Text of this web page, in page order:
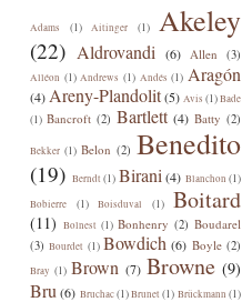
Adams (1) Aitinger (1) Akeley
(22) Aldrovandi (6) Allen (3)
Alléon (1) Andrews (1) Andés (1) Aragón
(4)Areny-Plandolit(5) Avis (1)Bade
(1) Bancroft (2) Bartlett (4) Batty (2)
Bekker (1) Belon (2) Benedito
(19) Berndt (1) Birani (4) Blanchon (1)
Bobierre (1) Boisduval (1) Boitard
(11) Bolnest (1) Bonhenry (2) Boudarel
(3) Bourdet (1) Bowdich (6) Boyle (2)
Bray (1) Brown (7) Browne (9)
Bru (6) Bruchac (1)Brunet (1) Brückmann (1)